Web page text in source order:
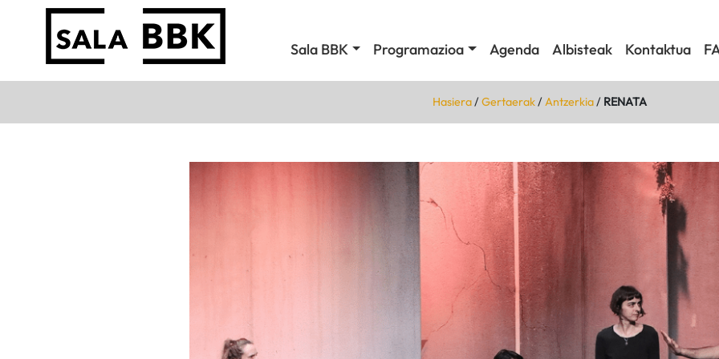
Sala BBK Programazioa Agenda Albisteak Kontaktua
Hasiera/Gertaerak/Antzerkia/ RENATA